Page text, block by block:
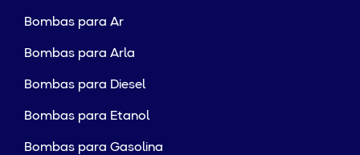
Bombas para Ar
Bombas para Arla
Bombas para Diesel
Bombas para Etanol
Bombas para Gasolina